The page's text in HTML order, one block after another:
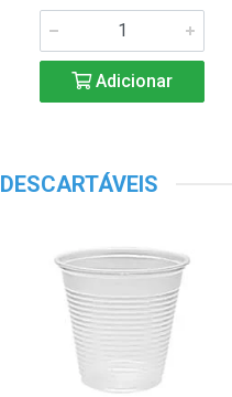
Adicionar
DESCARTÁVEIS